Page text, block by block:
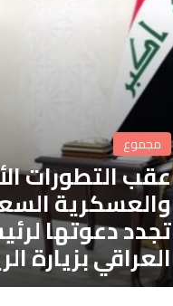
مجموع
عقب التطورات
والعسكرية
تجدد دعوتها
العراقي بزيارة